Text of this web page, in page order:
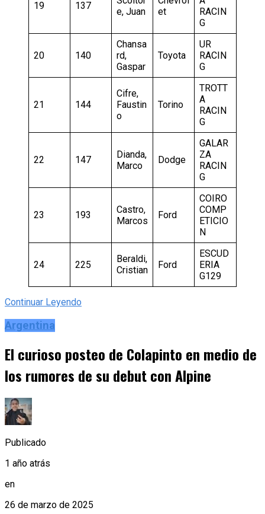
19 137
e, Juan
et
RACIN
G
20 140
Chansa
rd,
Gaspar
Toyota
UR
RACIN
G
21 144
Cifre,
Faustin
o
Torino
TROTT
A
RACIN
G
22 147
Dianda,
Marco
Dodge
GALAR
ZA
RACIN
G
23 193
Castro,
Marcos
Ford
COIRO
COMP
ETICIO
N
24 225
Beraldi,
Cristian
Ford
ESCUD
ERIA
G129
Continuar Leyendo
Argentina
El curioso posteo de Colapinto en medio de
los rumores de su debut con Alpine
Publicado
1 año atrás
en
26 de marzo de 2025